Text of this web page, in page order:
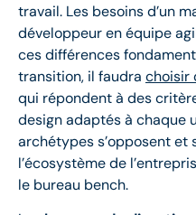
travail. Les besoins d’un
développeur en équipe
ces différences
transition, il faudra choisir
qui répondent à des
design adaptés à chaque
archétypes s’opposent et
l’écosystème de
le bureau bench.